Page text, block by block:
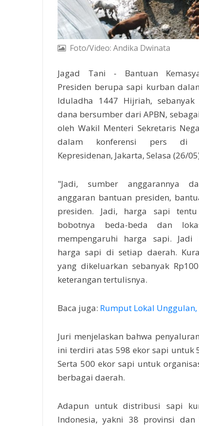
Foto/Video: Andika Dwinata
Jagad Tani - Bantuan
Presiden berupa sapi kurban
Iduladha 1447 Hijriah,
dana bersumber dari APBN,
oleh Wakil Menteri Sekretaris
dalam konferensi pers di
Kepresidenan, Jakarta, Selasa (26/
"Jadi, sumber anggarannya
anggaran bantuan presiden,
presiden. Jadi, harga sapi
bobotnya beda-beda dan
mempengaruhi harga sapi. Jadi
harga sapi di setiap daerah.
yang dikeluarkan sebanyak
keterangan tertulisnya.
Baca juga: Rumput Lokal
Juri menjelaskan bahwa
ini terdiri atas 598 ekor sapi untuk
Serta 500 ekor sapi untuk
berbagai daerah.
Adapun untuk distribusi sapi
Indonesia, yakni 38 provinsi